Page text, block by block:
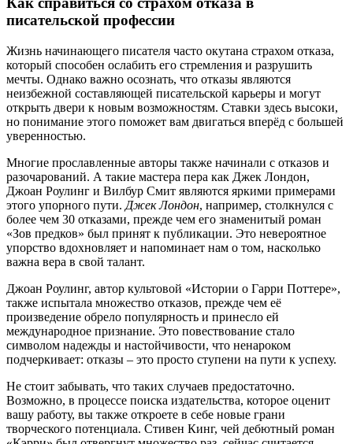
писательской профессии
Жизнь начинающего писателя часто окутана страхом отказа,
который способен ослабить его стремления и разрушить
мечты. Однако важно осознать, что отказы являются
неизбежной составляющей писательской карьеры и могут
открыть двери к новым возможностям. Ставки здесь высоки,
но понимание этого поможет вам двигаться вперёд с большей
уверенностью.
Многие прославленные авторы также начинали с отказов и
разочарований. А такие мастера пера как Джек Лондон,
Джоан Роулинг и Вилбур Смит являются яркими примерами
этого упорного пути. Джек Лондон, например, столкнулся с
более чем 30 отказами, прежде чем его знаменитый роман
«Зов предков» был принят к публикации. Это невероятное
упорство вдохновляет и напоминает нам о том, насколько
важна вера в свой талант.
Джоан Роулинг, автор культовой «Истории о Гарри Поттере»,
также испытала множество отказов, прежде чем её
произведение обрело популярность и принесло ей
международное признание. Это повествование стало
символом надежды и настойчивости, что ненароком
подчеркивает: отказы – это просто ступени на пути к успеху.
Не стоит забывать, что таких случаев предостаточно.
Возможно, в процессе поиска издательства, которое оценит
вашу работу, вы также откроете в себе новые грани
творческого потенциала. Стивен Кинг, чей дебютный роман